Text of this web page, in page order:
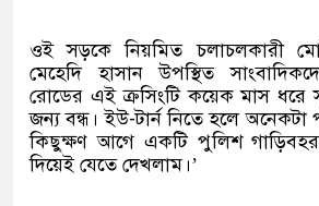
ওই সড়কে নিয়মিত চলাচলকারী
মেহেদি হাসান উপস্থিত
রোডের এই ক্রসিংটি কয়েক মাস ধরে
জন্য বন্ধ। ইউ-টার্ন নিতে হলে
কিছুক্ষণ আগে একটি পুলিশ
দিয়েই যেতে দেখলাম।’